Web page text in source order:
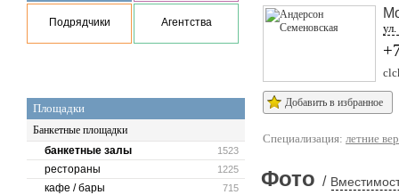
Подрядчики Агентства
Площадки
Банкетные площадки
1523
банкетные залы
1225
рестораны
715
кафе / бары
Добавить в избранное
Специализация: летние
Фото /